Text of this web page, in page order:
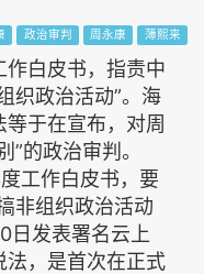
政治审判 周永康 薄熙来
白皮书，指责中
织政治活动”。海
于在宣布，对周
”的政治审判。
工作白皮书，要
非组织政治活动
日发表署名云上
法，是首次在正式